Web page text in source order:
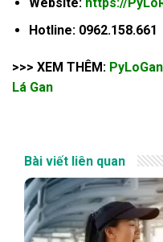
Hotline: 0962.158.661
>>> XEM THÊM:
Lá Gan
Bài viết liên quan